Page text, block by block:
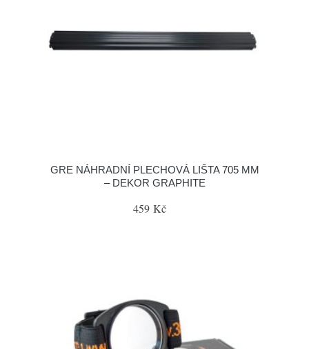
GRE NÁHRADNÍ PLECHOVÁ LIŠTA 705 MM
– DEKOR GRAPHITE
459 Kč